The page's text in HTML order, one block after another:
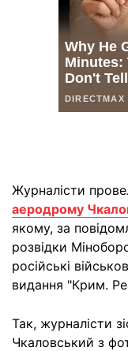
Журналісти
аеродрому
якому, за
розвідки
російські
видання "Крим.
Так, журналісти
Чкаловський з